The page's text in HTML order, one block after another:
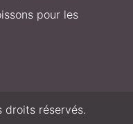
pour les
réservés.